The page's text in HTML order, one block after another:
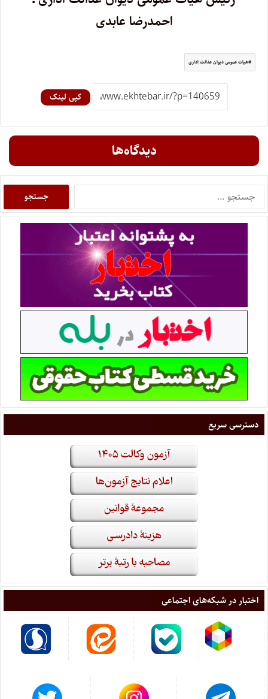
احمدرضا عابدی
هیات عمومی دیوان عدالت اداری
کپی لینک
دیدگاه‌ها
دسترسی سریع
اختبار در شبکه‌های اجتماعی